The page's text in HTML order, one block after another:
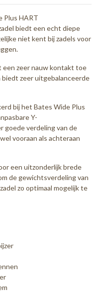
Plus HART
biedt een echt diepe
niet kent bij zadels voor
een zeer nauw kontakt toe
biedt zeer uitgebalanceerde
bij het Bates Wide Plus
Y-
goede verdeling van de
vooraan als achteraan
een uitzonderlijk brede
de gewichtsverdeling van
zo optimaal mogelijk te